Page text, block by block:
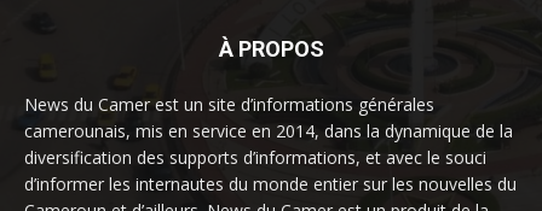
À PROPOS
News du Camer est un site d’informations générales
camerounais, mis en service en 2014, dans la dynamique de la
diversification des supports d’informations, et avec le souci
d’informer les internautes du monde entier sur les nouvelles du